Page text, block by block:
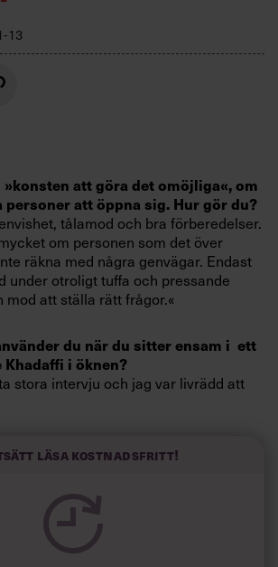
för
utbildningar
13
att göra det omöjliga«, om
personer att öppna sig. Hur gör du?
tålamod och bra förberedelser.
om personen som det över
räkna med några genvägar. Endast
under otroligt tuffa och pressande
mod att ställa rätt frågor.«
du när du sitter ensam i ett
i öknen?
stora intervju och jag var livrädd att
väldigt lika och har i grunden samma
också i andra’. Det är min
om jag ska prata med Khadaffi,
La Toya.«
läsa kostnadsfritt!